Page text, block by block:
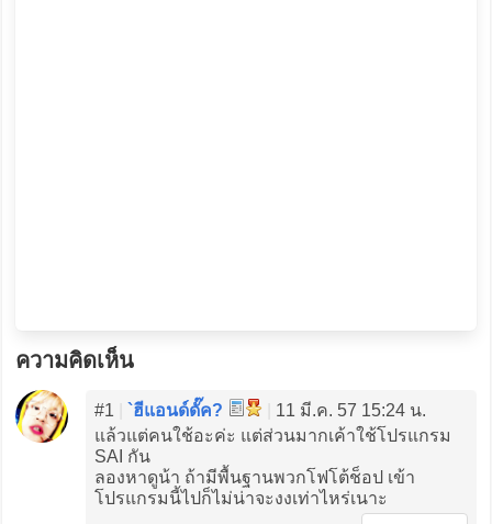
ความคิดเห็น
#1 `ฮีแอนด์ดั๊ค?
11 มี.ค. 57 15:24 น.
แล้วแต่คนใช้อะค่ะ แต่ส่วนมากเค้าใช้โปรแกรม
SAI กัน
ลองหาดูน้า ถ้ามีพื้นฐานพวกโฟโต้ช็อป เข้า
โปรแกรมนี้ไปก็ไม่น่าจะงงเท่าไหร่เนาะ